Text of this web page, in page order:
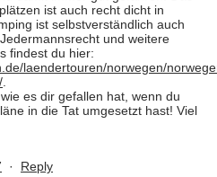
ist auch recht dicht in
ist selbstverständlich auch
und weitere
findest du hier:
laendertouren/norwegen/
.
es dir gefallen hat, wenn du
in die Tat umgesetzt hast! Viel
· Reply